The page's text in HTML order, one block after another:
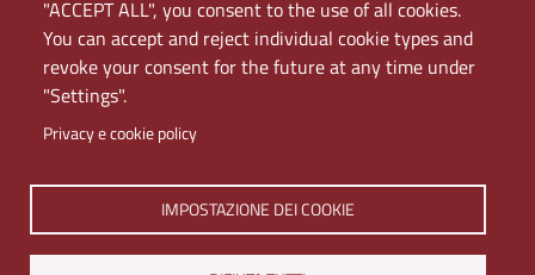
"ACCEPT ALL", you consent to the use of all cookies.
You can accept and reject individual cookie types and
revoke your consent for the future at any time under
"Settings".
Privacy e cookie policy
IMPOSTAZIONE DEI COOKIE
Università di Napoli L'Orientale. Palazzo Du Mesnil -
Via Chiatamone 61/62 - 80121 Napoli